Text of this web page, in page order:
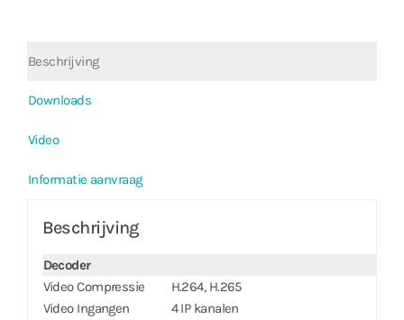
Beschrijving
Downloads
Video
Informatie aanvraag
Beschrijving
Decoder
Video Compressie
H.264, H.265
Video Ingangen
4 IP kanalen